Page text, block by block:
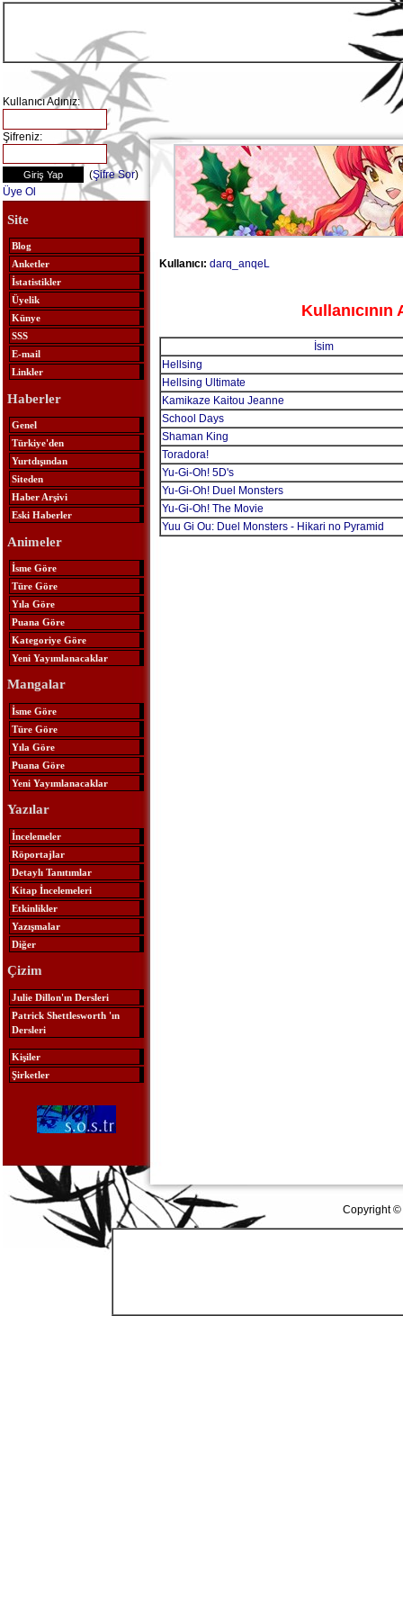
Kullanıcı Adınız:
Şifreniz:
(Şifre Sor)
Üye Ol
Site
Blog
Anketler
İstatistikler
Üyelik
Künye
SSS
E-mail
Linkler
Haberler
Genel
Türkiye'den
Yurtdışından
Siteden
Haber Arşivi
Eski Haberler
Animeler
İsme Göre
Türe Göre
Yıla Göre
Puana Göre
Kategoriye Göre
Yeni Yayımlanacaklar
Mangalar
İsme Göre
Türe Göre
Yıla Göre
Puana Göre
Yeni Yayımlanacaklar
Yazılar
İncelemeler
Röportajlar
Detaylı Tanıtımlar
Kitap İncelemeleri
Etkinlikler
Yazışmalar
Diğer
Çizim
Julie Dillon'ın Dersleri
Patrick Shettlesworth 'ın
Dersleri
Kişiler
Şirketler
Kullanıcı: darq_anqeL
İsim
Hellsing
Hellsing Ultimate
Kamikaze Kaitou Jeanne
School Days
Shaman King
Toradora!
Yu-Gi-Oh! 5D's
Yu-Gi-Oh! Duel Monsters
Yu-Gi-Oh! The Movie
Yuu Gi Ou: Duel Monsters - Hikari no Pyramid
Copyright ©